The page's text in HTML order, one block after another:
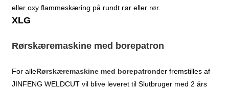
eller oxy flammeskæring på rundt rør eller rør.
XLG
Rørskæremaskine med borepatron
For alleRørskæremaskine med borepatronder fremstilles af
JINFENG WELDCUT vil blive leveret til Slutbruger med 2 års